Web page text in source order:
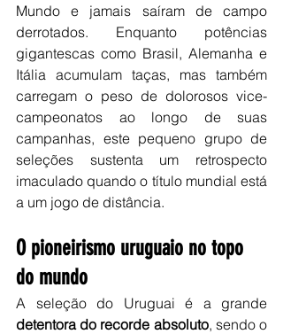
Mundo e jamais saíram de campo
derrotados. Enquanto potências
gigantescas como Brasil, Alemanha e
Itália acumulam taças, mas também
carregam o peso de dolorosos vice-
campeonatos ao longo de suas
campanhas, este pequeno grupo de
seleções sustenta um retrospecto
imaculado quando o título mundial está
a um jogo de distância.
O pioneirismo uruguaio no topo
do mundo
A seleção do Uruguai é a grande
detentora do recorde absoluto, sendo o